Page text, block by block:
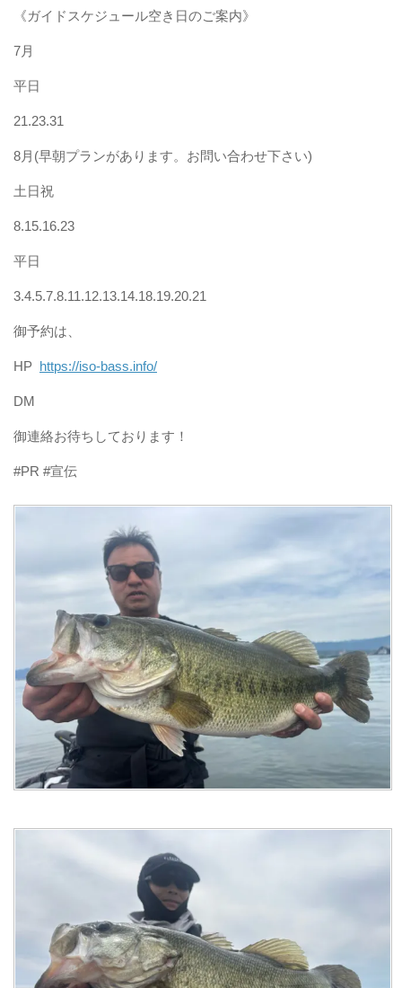
《ガイドスケジュール空き日のご案内》
7月
平日
21.23.31
8月(早朝プランがあります。お問い合わせ下さい)
土日祝
8.15.16.23
平日
3.4.5.7.8.11.12.13.14.18.19.20.21
御予約は、
HP https://iso-bass.info/
DM
御連絡お待ちしております！
#PR #宣伝